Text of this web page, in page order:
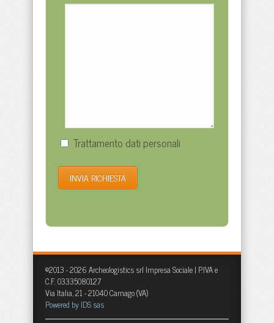
Trattamento dati personali
©2013 - 2026 Archeologistics srl Impresa Sociale | P.IVA e
C.F. 03335080127
Via Italia, 21 - 21040 Carnago (VA)
Powered by IDS sas